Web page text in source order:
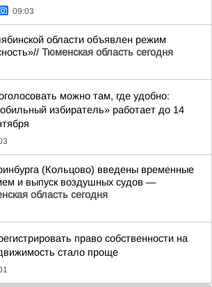
09:03
области объявлен режим
Тюменская область сегодня
можно там, где удобно:
избиратель» работает до 14
(Кольцово) введены временные
и выпуск воздушных судов —
область сегодня
право собственности на
стало проще